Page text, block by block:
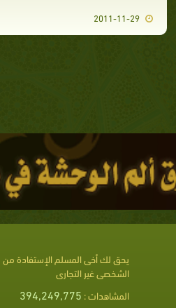
2011-11-29
يحق لك أخى المسلم الإستفادة
الشخصى غير التجارى
المشاهدات : 394,249,775